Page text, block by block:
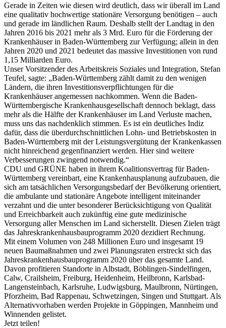
Gerade in Zeiten wie diesen wird deutlich, dass wir überall im Land
eine qualitativ hochwertige stationäre Versorgung benötigen – auch
und gerade im ländlichen Raum. Deshalb stellt der Landtag in den
Jahren 2016 bis 2021 mehr als 3 Mrd. Euro für die Förderung der
Krankenhäuser in Baden-Württemberg zur Verfügung; allein in den
Jahren 2020 und 2021 bedeutet das massive Investitionen von rund
1,15 Milliarden Euro.
Unser Vorsitzender des Arbeitskreis Soziales und Integration, Stefan
Teufel, sagte: „Baden-Württemberg zählt damit zu den wenigen
Ländern, die ihren Investitionsverpflichtungen für die
Krankenhäuser angemessen nachkommen. Wenn die Baden-
Württembergische Krankenhausgesellschaft dennoch beklagt, dass
mehr als die Hälfte der Krankenhäuser im Land Verluste machen,
muss uns das nachdenklich stimmen. Es ist ein deutliches Indiz
dafür, dass die überdurchschnittlichen Lohn- und Betriebskosten in
Baden-Württemberg mit der Leistungsvergütung der Krankenkassen
nicht hinreichend gegenfinanziert werden. Hier sind weitere
Verbesserungen zwingend notwendig.“
CDU und GRÜNE haben in ihrem Koalitionsvertrag für Baden-
Württemberg vereinbart, eine Krankenhausplanung aufzubauen, die
sich am tatsächlichen Versorgungsbedarf der Bevölkerung orientiert,
die ambulante und stationäre Angebote intelligent miteinander
verzahnt und die unter besonderer Berücksichtigung von Qualität
und Erreichbarkeit auch zukünftig eine gute medizinische
Versorgung aller Menschen im Land sicherstellt. Diesen Zielen trägt
das Jahreskrankenhausbauprogramm 2020 dezidiert Rechnung.
Mit einem Volumen von 248 Millionen Euro und insgesamt 19
neuen Baumaßnahmen und zwei Planungsraten erstreckt sich das
Jahreskrankenhausbauprogramm 2020 über das gesamte Land.
Davon profitieren Standorte in Albstadt, Böblingen-Sindelfingen,
Calw, Crailsheim, Freiburg, Heidenheim, Heilbronn, Karlsbad-
Langensteinbach, Karlsruhe, Ludwigsburg, Maulbronn, Nürtingen,
Pforzheim, Bad Rappenau, Schwetzingen, Singen und Stuttgart. Als
Alternativvorhaben werden Projekte in Göppingen, Mannheim und
Winnenden gelistet.
Jetzt teilen!